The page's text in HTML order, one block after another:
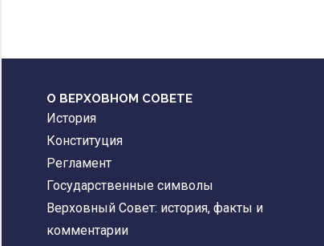
О ВЕРХОВНОМ СОВЕТЕ
История
Конституция
Регламент
Государственные символы
Верховный Совет: история, факты и
комментарии